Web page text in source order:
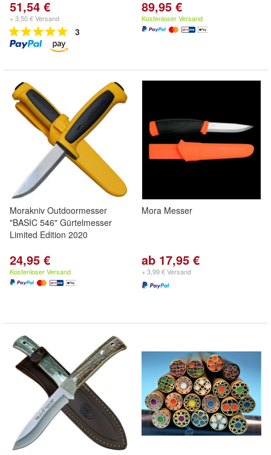
51,54 €
+ 3,50 € Versand
3
89,95 €
Kostenloser Versand
Morakniv Outdoormesser
"BASIC 546" Gürtelmesser
Limited Edition 2020
24,95 €
Kostenloser Versand
Mora Messer
ab 17,95 €
+ 3,99 € Versand